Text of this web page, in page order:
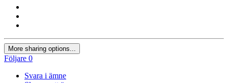
More sharing options...
Följare 0
Svara i ämne